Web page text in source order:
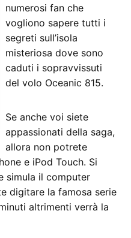
numerosi fan che
vogliono sapere tutti i
segreti sull’isola
misteriosa dove sono
caduti i sopravvissuti
del volo Oceanic 815.
Se anche voi siete
appassionati della saga,
allora non potrete
e iPod Touch. Si
simula il computer
digitare la famosa serie
altrimenti verrà la